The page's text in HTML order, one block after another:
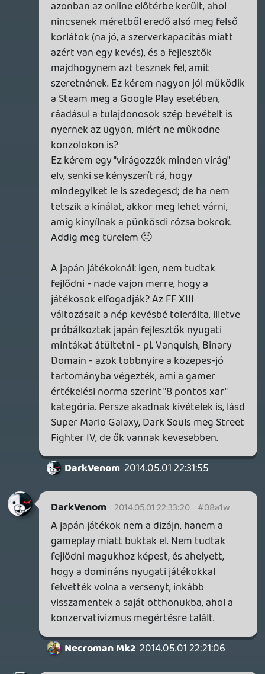
2014-ben egy HD-konzolon nem NES-
játékokra kíváncsi. Marhára szeretjük
elfelejteni, amikor 10-15 éve sugárban
fostunk a gyönyörtől, amikor egy új gépet
vettünk, meg amikor az ipart gyökeresen
megváltoztató játékokkal játszottunk,
aztán szeretjük álszenten hajtogani, hogy
a grafika nem minden, és aki azon a téren
is fejlődést szeretne, az grafikabuzi és nem
is szeret játszani.
Necroman Mk2 2014.05.01 22:21:06
Necroman Mk2 2014.05.01 22:21:06 #08a1u
Mert jó ideje (kb. a 2D-3D forradalomtól)
másról sem szól az egész mainstream
játékfejlesztés, mint a valóság minél
tökéletesebb virtuális leképezése. Ha nem
ez irányba haladsz mainstream
fejlesztőként, akkor neked a grafika-
kinézetét illető általános véleményt (ettől
függetlenül veszik egy páran). Többek
között szvsz ezért is szorultak vissza az
előző genben a japán dizájnú játékok
nyugaton, mivel az anime gyökerű
megjelenés nem fért össze a fenti
mentalitással.
Egyébként egy magasabb mérce elvárása
önmagában még nem baj, de ha ez meg
nem értésből fakadó türelmetlenséggel
("Elég az indie portokból, most nyomban
ide nékem havi 10 darab, Ryse/Infamous
szintű grafikájú AAA programot!") párosul,
az már igen. Pláne, alig egy hónappal egy
E3 előtt, aminél -hagyományosan- arra
tartogatják a kiadók a nagy címeiket.
DarkVenom 2014.05.01 20:07:36
CHASE 2014.05.01 22:13:38 #08a1t
Lehet ez is úgy jár mint a PS2. Évekig
jöttek még rá a játékok.
Na jó, egy-két játék. De azok a legjobbak is.
Oldern 2014.05.01 22:02:59
Oldern 2014.05.01 22:02:59 #08a1s
A generáció nem ér véget, amíg az utolsó
Street Fighter ki nem jön. Szóval június! 🙂